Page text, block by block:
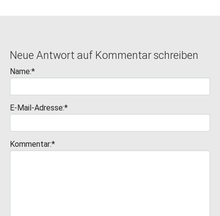
Neue Antwort auf Kommentar schreiben
Name:*
E-Mail-Adresse:*
Kommentar:*